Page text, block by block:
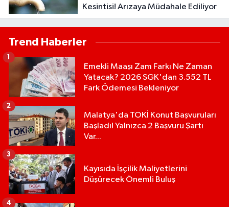
Kesintisi! Arızaya Müdahale Ediliyor
Trend Haberler
Emekli Maaşı Zam Farkı Ne Zaman
Yatacak? 2026 SGK'dan 3.552 TL
Fark Ödemesi Bekleniyor
1
Malatya'da TOKİ Konut Başvuruları
Başladı! Yalnızca 2 Başvuru Şartı
Var...
2
Kayısıda İşçilik Maliyetlerini
Düşürecek Önemli Buluş
3
4